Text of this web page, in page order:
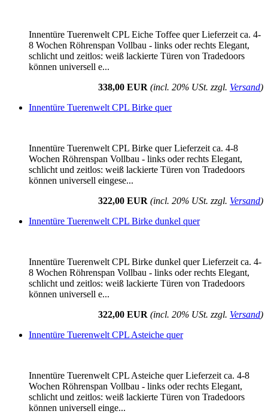
Innentüre Tuerenwelt CPL Eiche Toffee quer Lieferzeit ca. 4-
8 Wochen Röhrenspan Vollbau - links oder rechts Elegant,
schlicht und zeitlos: weiß lackierte Türen von Tradedoors
können universell e...
338,00 EUR (incl. 20% USt. zzgl. Versand)
Innentüre Tuerenwelt CPL Birke quer
Innentüre Tuerenwelt CPL Birke quer Lieferzeit ca. 4-8
Wochen Röhrenspan Vollbau - links oder rechts Elegant,
schlicht und zeitlos: weiß lackierte Türen von Tradedoors
können universell eingese...
322,00 EUR (incl. 20% USt. zzgl. Versand)
Innentüre Tuerenwelt CPL Birke dunkel quer
Innentüre Tuerenwelt CPL Birke dunkel quer Lieferzeit ca. 4-
8 Wochen Röhrenspan Vollbau - links oder rechts Elegant,
schlicht und zeitlos: weiß lackierte Türen von Tradedoors
können universell e...
322,00 EUR (incl. 20% USt. zzgl. Versand)
Innentüre Tuerenwelt CPL Asteiche quer
Innentüre Tuerenwelt CPL Asteiche quer Lieferzeit ca. 4-8
Wochen Röhrenspan Vollbau - links oder rechts Elegant,
schlicht und zeitlos: weiß lackierte Türen von Tradedoors
können universell einge...